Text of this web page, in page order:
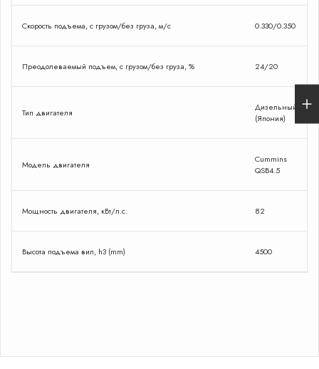
Скорость подъема, с грузом/без груза, м/с 0.330/0.350
Преодолеваемый подъем, с грузом/без груза, % 24/20
Тип двигателя
Дизельный
(Япония)
Модель двигателя
Cummins
QSB4.5
Мощность двигателя, кВт/л.с. 82
Высота подъема вил, h3 (mm) 4500
подбор вилочного погрузчика
конфиденциальности